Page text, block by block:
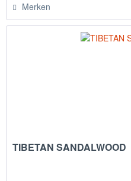
Merken
TIBETAN SANDALWOOD